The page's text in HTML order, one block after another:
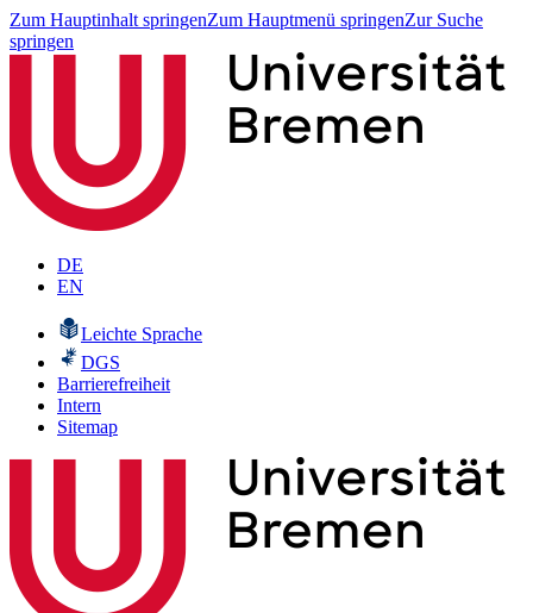
Zum Hauptinhalt springenZum Hauptmenü springenZur Suche
springen
DE
EN
Leichte Sprache
DGS
Barrierefreiheit
Intern
Sitemap